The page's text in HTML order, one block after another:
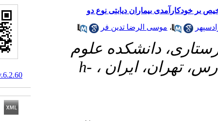
بیماران دیابتی نوع دو
الرضا تدین فر
دانشکده علوم
ایران ،h-
10.29252/ijnv.6.2.60